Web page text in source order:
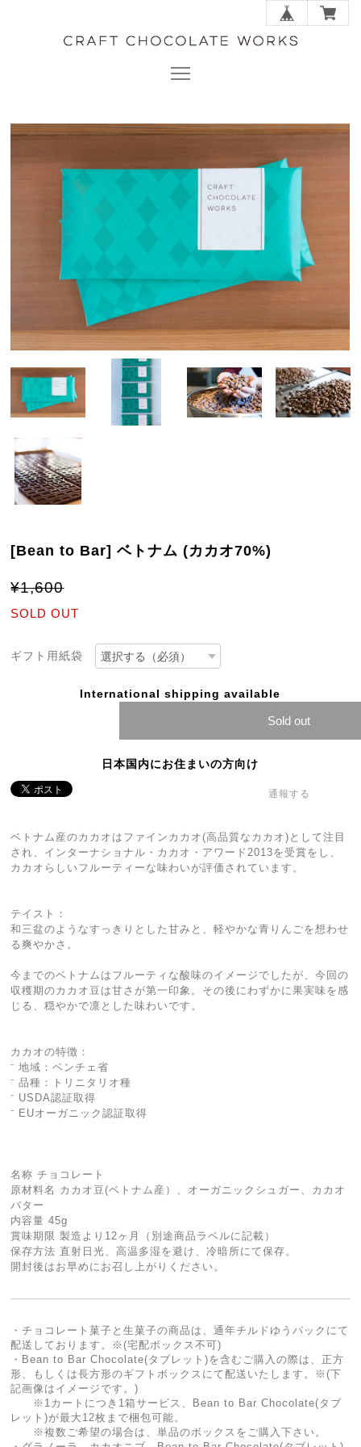
[Bean to Bar] ベトナム (カカオ70%)
¥1,600
SOLD OUT
ギフト用紙袋
International shipping available
Sold out
日本国内にお住まいの方向け
通報する
ベトナム産のカカオはファインカカオ(高品質なカカオ)として注目
され、インターナショナル・カカオ・アワード2013を受賞をし、
カカオらしいフルーティーな味わいが評価されています。
テイスト：
和三盆のようなすっきりとした甘みと、軽やかな青りんごを想わせ
る爽やかさ。
今までのベトナムはフルーティな酸味のイメージでしたが、今回の
収穫期のカカオ豆は甘さが第一印象。その後にわずかに果実味を感
じる、穏やかで凛とした味わいです。
カカオの特徴：
⁻ 地域：ベンチェ省
⁻ 品種：トリニタリオ種
⁻ USDA認証取得
⁻ EUオーガニック認証取得
名称 チョコレート
原材料名 カカオ豆(ベトナム産）、オーガニックシュガー、カカオ
バター
内容量 45g
賞味期限 製造より12ヶ月（別途商品ラベルに記載）
保存方法 直射日光、高温多湿を避け、冷暗所にて保存。
開封後はお早めにお召し上がりください。
・チョコレート菓子と生菓子の商品は、通年チルドゆうパックにて
配送しております。※(宅配ボックス不可)
・Bean to Bar Chocolate(タブレット)を含むご購入の際は、正方
形、もしくは長方形のギフトボックスにて配送いたします。※(下
記画像はイメージです。)
※1カートにつき1箱サービス、Bean to Bar Chocolate(タブ
レット)が最大12枚まで梱包可能。
※複数ご希望の場合は、単品のボックスをご購入下さい。